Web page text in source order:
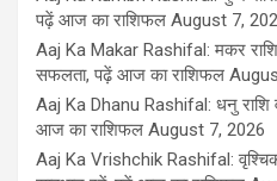
पढ़ें आज का राशिफल August 7,
Aaj Ka Makar Rashifal: मकर राशि
सफलता, पढ़ें आज का राशिफल
Aaj Ka Dhanu Rashifal: धनु राशि
आज का राशिफल August 7, 2026
Aaj Ka Vrishchik Rashifal: वृश्चिक